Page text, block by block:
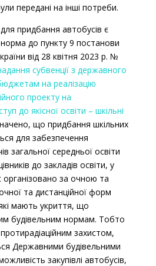
передані на інші потреби.
придбання автобусів є
до пункту 9 постанови
від 28 квітня 2023 р. №
субвенції з державного
на реалізацію
проекту на
до якісної освіти – шкільні
що придбання шкільних
для забезпечення
загальної середньої освіти
до закладів освіти, у
організовано за очною та
та дистанційної форм
мають укриття, що
будівельним нормам. Тобто
захистом,
Державними будівельними
закупівлі автобусів,